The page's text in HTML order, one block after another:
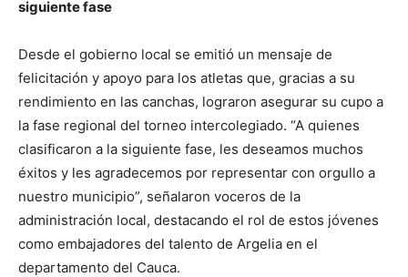
siguiente fase
Desde el gobierno local se emitió un mensaje de
felicitación y apoyo para los atletas que, gracias a su
rendimiento en las canchas, lograron asegurar su cupo a
la fase regional del torneo intercolegiado. “A quienes
clasificaron a la siguiente fase, les deseamos muchos
éxitos y les agradecemos por representar con orgullo a
nuestro municipio”, señalaron voceros de la
administración local, destacando el rol de estos jóvenes
como embajadores del talento de Argelia en el
departamento del Cauca.